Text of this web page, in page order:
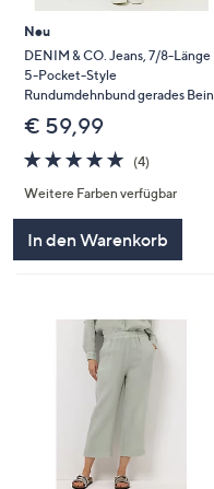
diese
anzuzeigen.
Neu
DENIM & CO. Jeans, 7/8-Länge
5-Pocket-Style
Rundumdehnbund gerades Bein
€ 59,99
4.8
von
5
(4)4
Weitere Farben verfügbar
In den Warenkorb